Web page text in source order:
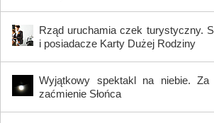
Rząd uruchamia czek turystyczny.
i posiadacze Karty Dużej Rodziny
Wyjątkowy spektakl na niebie. Za
zaćmienie Słońca